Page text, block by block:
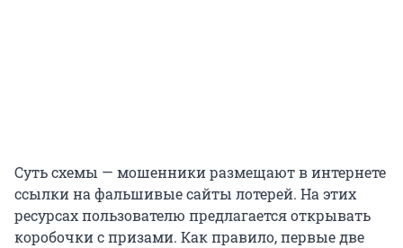
Суть схемы — мошенники размещают в интернете
ссылки на фальшивые сайты лотерей. На этих
ресурсах пользователю предлагается открывать
коробочки с призами. Как правило, первые две